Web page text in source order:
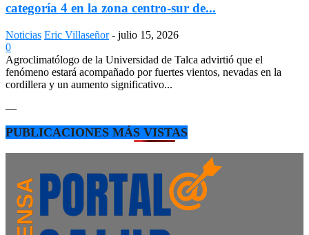
categoría 4 en la zona centro-sur de...
Noticias Eric Villaseñor - julio 15, 2026
0
Agroclimatólogo de la Universidad de Talca advirtió que el
fenómeno estará acompañado por fuertes vientos, nevadas en la
cordillera y un aumento significativo...
—
PUBLICACIONES MÁS VISTAS